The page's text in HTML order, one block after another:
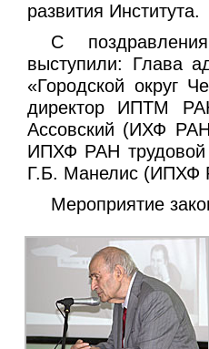
развития Института.
С
выступили: Глава
«Городской округ
директор ИПТМ
Ассовский (ИХФ
ИПХФ РАН
Г.Б. Манелис (ИПХФ
Мероприятие